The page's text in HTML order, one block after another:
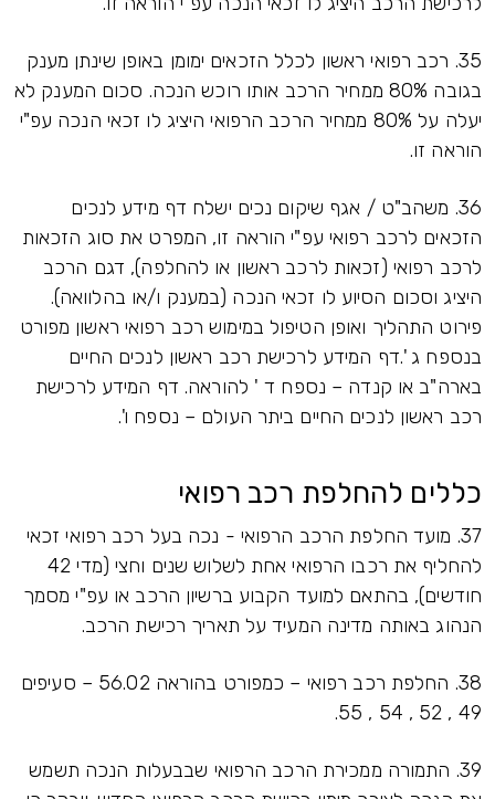
35. רכב רפואי ראשון לכלל הזכאים ימומן באופן שינתן מענק
בגובה 80% ממחיר הרכב אותו רוכש הנכה. סכום המענק לא
יעלה על 80% ממחיר הרכב הרפואי היציג לו זכאי הנכה עפ"י
הוראה זו.
36. משהב"ט / אגף שיקום נכים ישלח דף מידע לנכים
הזכאים לרכב רפואי עפ"י הוראה זו, המפרט את סוג הזכאות
לרכב רפואי (זכאות לרכב ראשון או להחלפה), דגם הרכב
היציג וסכום הסיוע לו זכאי הנכה (במענק ו/או בהלוואה).
פירוט התהליך ואופן הטיפול במימוש רכב רפואי ראשון מפורט
בנספח ג '.דף המידע לרכישת רכב ראשון לנכים החיים
בארה"ב או קנדה – נספח ד ' להוראה. דף המידע לרכישת
רכב ראשון לנכים החיים ביתר העולם – נספח ו'.
כללים להחלפת רכב רפואי
37. מועד החלפת הרכב הרפואי - נכה בעל רכב רפואי זכאי
להחליף את רכבו הרפואי אחת לשלוש שנים וחצי (מדי 42
חודשים), בהתאם למועד הקבוע ברשיון הרכב או עפ"י מסמך
הנהוג באותה מדינה המעיד על תאריך רכישת הרכב.
38. החלפת רכב רפואי – כמפורט בהוראה 56.02 – סעיפים
49 , 52 , 54 , 55.
39. התמורה ממכירת הרכב הרפואי שבבעלות הנכה תשמש